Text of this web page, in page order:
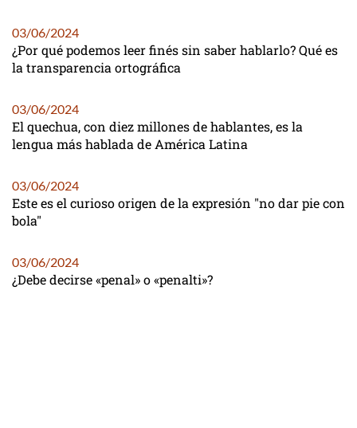
03/06/2024
¿Por qué podemos leer finés sin saber hablarlo? Qué es
la transparencia ortográfica
03/06/2024
El quechua, con diez millones de hablantes, es la
lengua más hablada de América Latina
03/06/2024
Este es el curioso origen de la expresión "no dar pie con
bola"
03/06/2024
¿Debe decirse «penal» o «penalti»?